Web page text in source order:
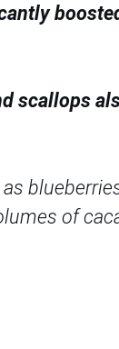
scallops
of